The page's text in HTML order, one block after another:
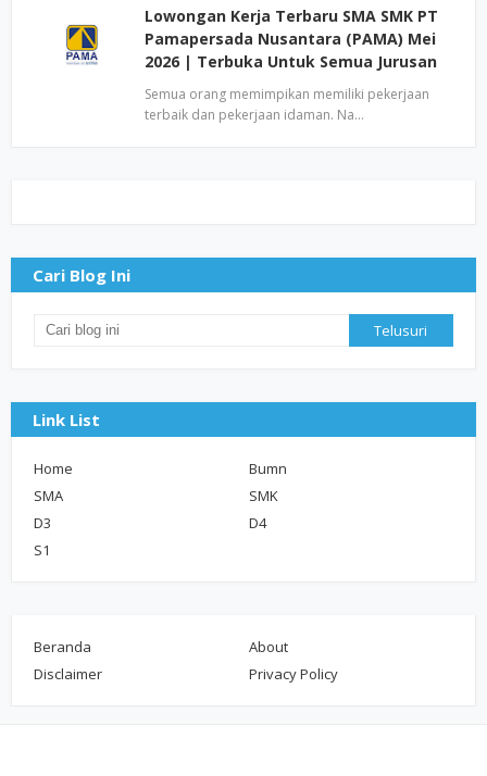
Lowongan Kerja Terbaru SMA SMK PT
Pamapersada Nusantara (PAMA) Mei
2026 | Terbuka Untuk Semua Jurusan
Semua orang memimpikan memiliki pekerjaan
terbaik dan pekerjaan idaman. Na…
Cari Blog Ini
Link List
Home
Bumn
SMA
SMK
D3
D4
S1
Beranda
About
Disclaimer
Privacy Policy